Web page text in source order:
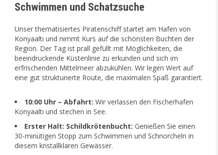
Schwimmen und Schatzsuche
Unser thematisiertes Piratenschiff startet am Hafen von
Konyaaltı und nimmt Kurs auf die schönsten Buchten der
Region. Der Tag ist prall gefüllt mit Möglichkeiten, die
beeindruckende Küstenlinie zu erkunden und sich im
erfrischenden Mittelmeer abzukühlen. Wir legen Wert auf
eine gut strukturierte Route, die maximalen Spaß garantiert.
10:00 Uhr – Abfahrt: Wir verlassen den Fischerhafen
Konyaaltı und stechen in See.
Erster Halt: Schildkrötenbucht: Genießen Sie einen
30-minütigen Stopp zum Schwimmen und Schnorcheln in
diesem kristallklaren Gewässer.